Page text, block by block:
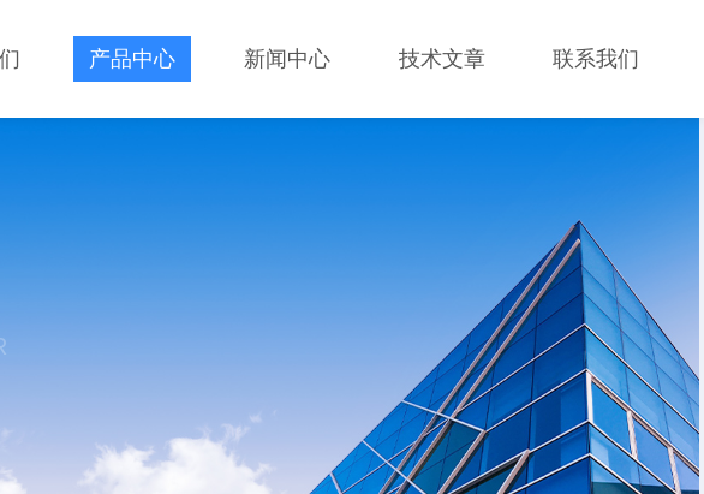
产品中心 新闻中心 技术文章 联系我们